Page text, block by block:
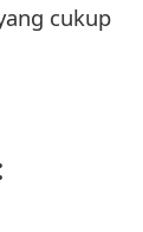
cukup